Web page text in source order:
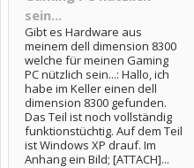
sein...
Gibt es Hardware aus
meinem dell dimension 8300
welche für meinen Gaming
PC nützlich sein...: Hallo, ich
habe im Keller einen dell
dimension 8300 gefunden.
Das Teil ist noch vollständig
funktionstüchtig. Auf dem Teil
ist Windows XP drauf. Im
Anhang ein Bild; [ATTACH]...